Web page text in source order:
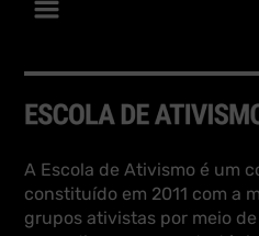
A Escola de Ativismo é um
constituído em 2011 com a
grupos ativistas por meio